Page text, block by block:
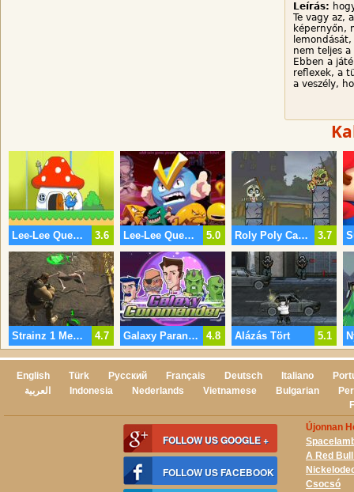
Leírás:
Te vagy az,
képernyőn,
nem teljes
Ebben a
reflexek, a
a veszély,
3.6
Lee-Lee Quest 3 5.0
Lee-Lee Quest 2 3.7
Roly Poly Cannon Véres Szörnyek Csomag
4.7
Strainz 1 Megszüntetése 4.8
Galaxy Parancsnok 5.1
Alázás Tört
English Türk Русский Français Deutsch Italiano
العربية
Indonesia Nederlands Vietnamese Bulgarian
FOLLOW US GOOGLE +
FOLLOW US FACEBOOK
Újonnan
A Red
Csocsó